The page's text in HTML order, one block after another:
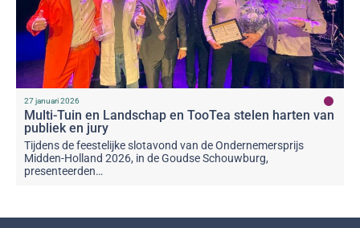
27 januari 2026
Multi-Tuin en Landschap en TooTea stelen harten van
publiek en jury
Tijdens de feestelijke slotavond van de Ondernemersprijs
Midden-Holland 2026, in de Goudse Schouwburg,
presenteerden…